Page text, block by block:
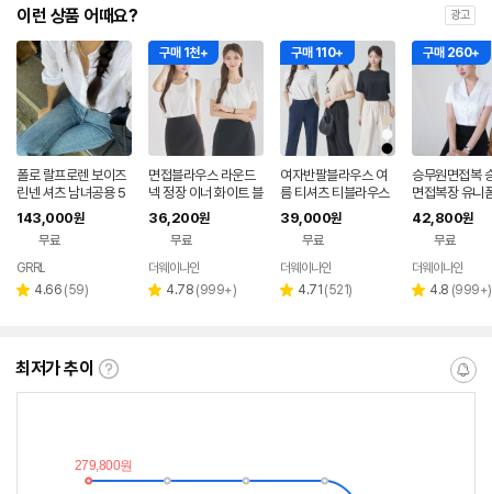
이런 상품 어때요? 광고
폴로 랄프로렌 보이즈
린넨 셔츠 남녀공용 5
색
143,000원
무료
GRRL
별 4.66 리
(59)
구매 1천+
면접블라우스 라운드
넥 정장 이너 화이트 블
라우스 흰색 흰 쉬폰 셔
링 여성블라우스 여름
36,200원
무료
더웨이나인
별 4.78 리
(999+)
구매 110+
여자반팔블라우스 여
름 티셔츠 티블라우스
하객룩 출근룩 [찰랑]
39,000원
무료
더웨이나인
별 4.71 리
(521)
구매 260+
승무원면접복
면접복장 유니
우스 두겹 날개
매 [엘르2]
42,800원
무료
더웨이나인
별 4.8 리
(999+)
최저가 추이
최
이
란?
알